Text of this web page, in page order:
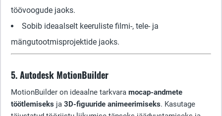
töövoogude jaoks.
Sobib ideaalselt keeruliste filmi-, tele- ja
mängutootmisprojektide jaoks.
5. Autodesk MotionBuilder
MotionBuilder on ideaalne tarkvara mocap-andmete
töötlemiseks ja 3D-figuuride animeerimiseks. Kasutage